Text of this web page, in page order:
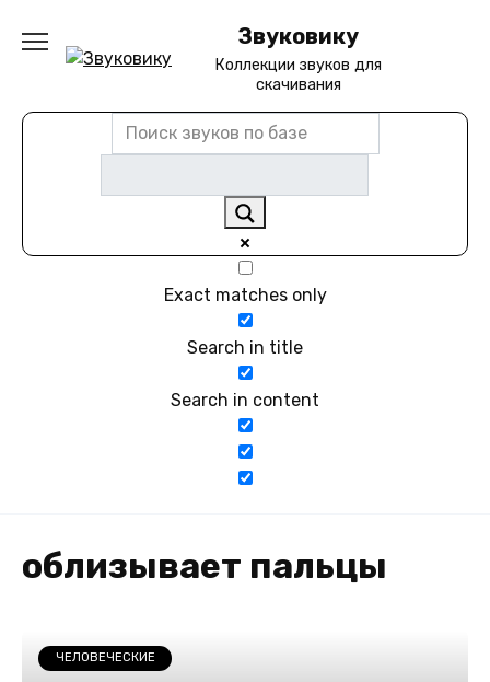
содержанию
Звуковику
Коллекции звуков для
скачивания
Exact matches only
Search in title
Search in content
облизывает пальцы
ЧЕЛОВЕЧЕСКИЕ